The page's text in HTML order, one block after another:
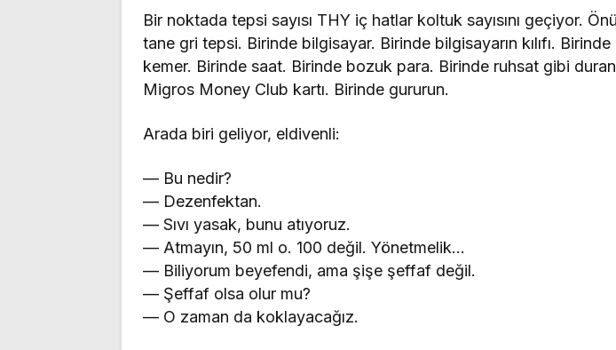
Bir noktada tepsi sayısı THY iç hatlar koltuk sayısını geçiyor.
tane gri tepsi. Birinde bilgisayar. Birinde bilgisayarın kılıfı.
kemer. Birinde saat. Birinde bozuk para. Birinde ruhsat gibi duran
Migros Money Club kartı. Birinde gururun.
Arada biri geliyor, eldivenli:
— Bu nedir?
— Dezenfektan.
— Sıvı yasak, bunu atıyoruz.
— Atmayın, 50 ml o. 100 değil. Yönetmelik…
— Biliyorum beyefendi, ama şişe şeffaf değil.
— Şeffaf olsa olur mu?
— O zaman da koklayacağız.